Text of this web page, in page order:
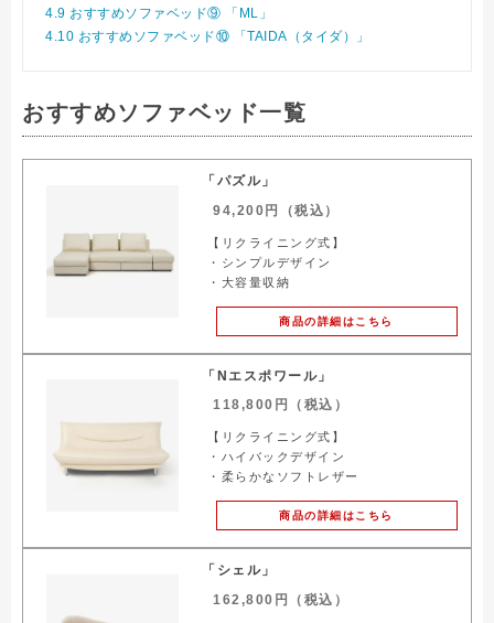
4.9 おすすめソファベッド⑨ 「ML」
4.10 おすすめソファベッド⑩ 「TAIDA（タイダ）」
おすすめソファベッド一覧
「パズル」
94,200円（税込）
【リクライニング式】
・シンプルデザイン
・大容量収納
商品の詳細はこちら
「Nエスポワール」
118,800円（税込）
【リクライニング式】
・ハイバックデザイン
・柔らかなソフトレザー
商品の詳細はこちら
「シェル」
162,800円（税込）